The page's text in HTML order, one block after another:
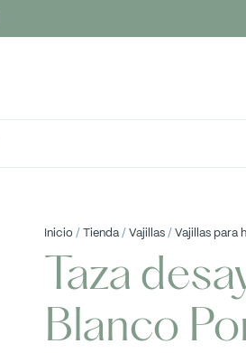
Inicio/Tienda/Vajillas/Vajillas para
Taza
Blanco